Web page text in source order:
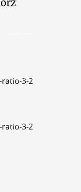
© Arthur Gorny
© Arthur Gorny